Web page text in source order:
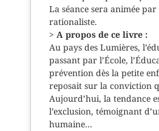
La séance sera animée
rationaliste.
> A propos de ce livre :
Au pays des Lumières,
passant par l’École,
prévention dès la petite
reposait sur la conviction
Aujourd’hui, la tendance
l’exclusion, témoignant
humaine…